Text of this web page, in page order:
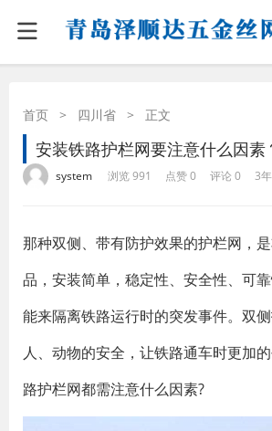
首页 > 四川省 > 正文
安装铁路护栏网要注意什么因素
system 浏览 991 点赞 0 评论 0 3
那种双侧、带有防护效果的护栏网，
品，安装简单，稳定性、安全性、可
能来隔离铁路运行时的突发事件。双
人、动物的安全，让铁路通车时更加
路护栏网都需注意什么因素?